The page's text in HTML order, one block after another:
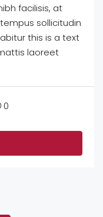
facilisis, at
sollicitudin
this is a text
laoreet
0